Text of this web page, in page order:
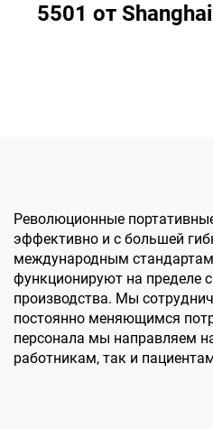
5501 от
Революционные
эффективно и с большей
международным стандартам
функционируют на пределе
производства. Мы
постоянно меняющимся
персонала мы направляем
работникам, так и